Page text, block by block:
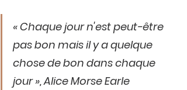
« Chaque jour n'est peut-être
pas bon mais il y a quelque
chose de bon dans chaque
jour », Alice Morse Earle